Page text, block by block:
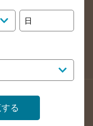
県のバー検索
県のバー検索
索
報更新方法のご案内
イン
日
る